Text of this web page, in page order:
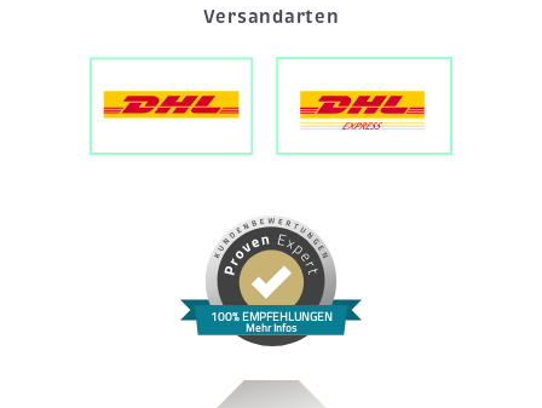
Versandarten
100% EMPFEHLUNGEN
Mehr Infos